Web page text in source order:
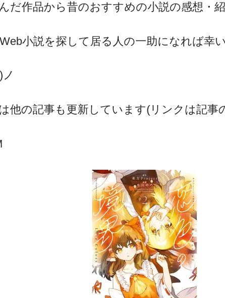
だ作品から昔のおすすめの小説の感想・紹
小説を探して居る人の一助になれば幸い
他の記事も更新しています(リンクは記事